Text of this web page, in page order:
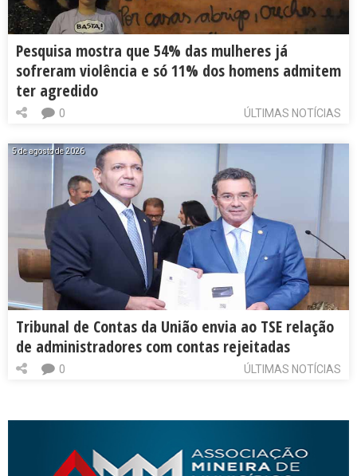
Pesquisa mostra que 54% das mulheres já
sofreram violência e só 11% dos homens admitem
ter agredido
ÚLTIMAS NOTÍCIAS
0
5 de agosto de 2026
Tribunal de Contas da União envia ao TSE relação
de administradores com contas rejeitadas
ÚLTIMAS NOTÍCIAS
0